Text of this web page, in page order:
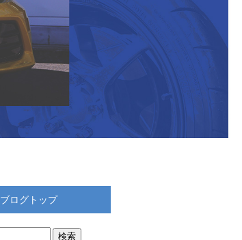
ブログトップ